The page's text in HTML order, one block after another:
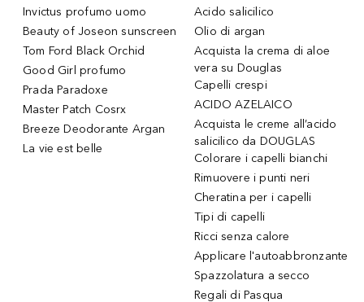
Invictus profumo uomo
Beauty of Joseon sunscreen
Tom Ford Black Orchid
Good Girl profumo
Prada Paradoxe
Master Patch Cosrx
Breeze Deodorante Argan
La vie est belle
Acido salicilico
Olio di argan
Acquista la crema di aloe
vera su Douglas
Capelli crespi
ACIDO AZELAICO
Acquista le creme all’acido
salicilico da DOUGLAS
Colorare i capelli bianchi
Rimuovere i punti neri
Cheratina per i capelli
Tipi di capelli
Ricci senza calore
Applicare l'autoabbronzante
Spazzolatura a secco
Regali di Pasqua